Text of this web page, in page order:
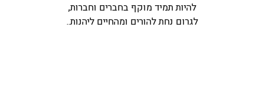
להיות תמיד מוקף בחברים וחברות,
לגרום נחת להורים ומהחיים ליהנות..